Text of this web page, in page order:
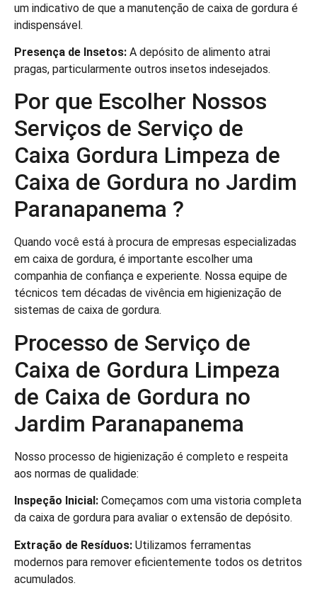
um indicativo de que a manutenção de caixa de gordura é
indispensável.
Presença de Insetos: A depósito de alimento atrai
pragas, particularmente outros insetos indesejados.
Por que Escolher Nossos
Serviços de Serviço de
Caixa Gordura Limpeza de
Caixa de Gordura no Jardim
Paranapanema ?
Quando você está à procura de empresas especializadas
em caixa de gordura, é importante escolher uma
companhia de confiança e experiente. Nossa equipe de
técnicos tem décadas de vivência em higienização de
sistemas de caixa de gordura.
Processo de Serviço de
Caixa de Gordura Limpeza
de Caixa de Gordura no
Jardim Paranapanema
Nosso processo de higienização é completo e respeita
aos normas de qualidade:
Inspeção Inicial: Começamos com uma vistoria completa
da caixa de gordura para avaliar o extensão de depósito.
Extração de Resíduos: Utilizamos ferramentas
modernos para remover eficientemente todos os detritos
acumulados.